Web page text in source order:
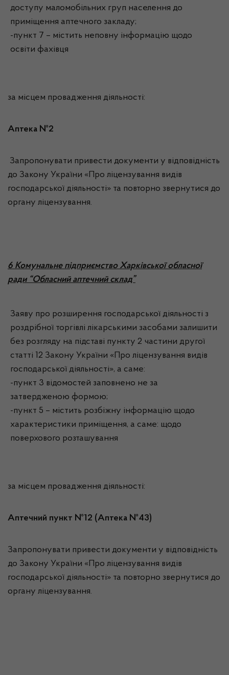
доступу маломобільних груп населення до
приміщення аптечного закладу;
-пункт 7 – містить неповну інформацію щодо
освіти фахівця
за місцем провадження діяльності:
Аптека №2
Запропонувати привести документи у відповідність
до Закону України «Про ліцензування видів
господарської діяльності» та повторно звернутися до
органу ліцензування.
6 Комунальне підприємство Харківської обласної
ради “Обласний аптечний склад”
Заяву про розширення господарської діяльності з
роздрібної торгівлі лікарськими засобами залишити
без розгляду на підставі пункту 2 частини другої
статті 12 Закону України «Про ліцензування видів
господарської діяльності», а саме:
-пункт 3 відомостей заповнено не за
затвердженою формою;
-пункт 5 – містить розбіжну інформацію щодо
характеристики приміщення, а саме: щодо
поверхового розташування
за місцем провадження діяльності:
Аптечний пункт №12 (Аптека №43)
Запропонувати привести документи у відповідність
до Закону України «Про ліцензування видів
господарської діяльності» та повторно звернутися до
органу ліцензування.